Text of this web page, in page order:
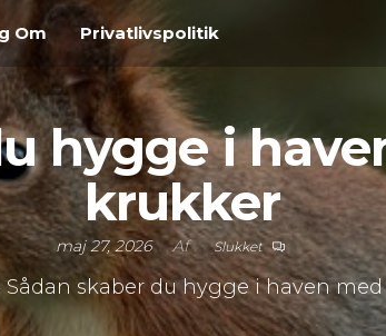
Om Privatlivspolitik
hygge i
krukker
maj 27, 2026 Af Slukket
Sådan skaber du hygge i haven